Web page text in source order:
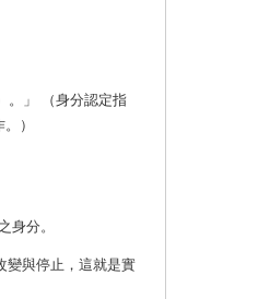
。」 （身分認定指
）
身分。
變與停止，這就是實